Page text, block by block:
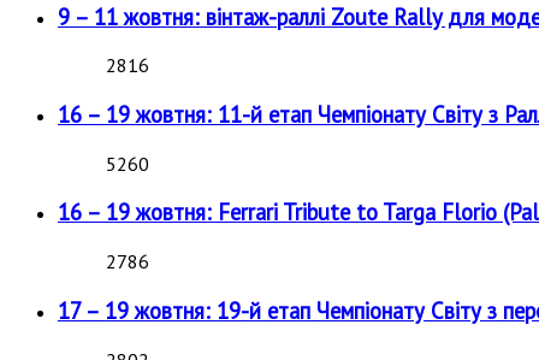
9 – 11 жовтня: вінтаж-раллі Zoute Rally для
2816
16 – 19 жовтня: 11-й етап Чемпіонату Світу з
5260
16 – 19 жовтня: Ferrari Tribute to Targa Florio
2786
17 – 19 жовтня: 19-й етап Чемпіонату Світу з